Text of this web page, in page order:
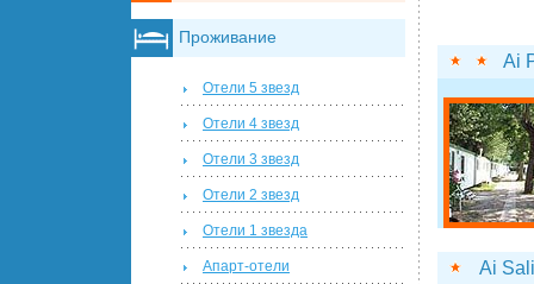
Ai
Ai
Проживание
Отели 5 звезд
Отели 4 звезд
Отели 3 звезд
Отели 2 звезд
Отели 1 звезда
Апарт-отели